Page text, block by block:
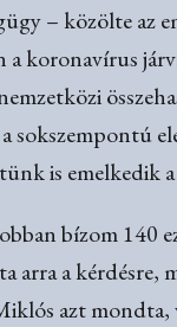
– közölte az
a koronavírus
sokszempontú
is emelkedik a
bízom 140
arra a
azt mondta,